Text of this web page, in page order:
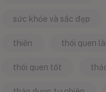
sức khỏe và sắc đẹp
thiền thói quen
thói quen tốt